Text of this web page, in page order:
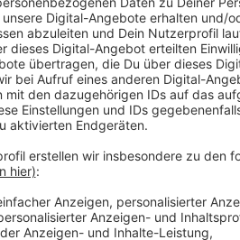
dunkleren Herbst- und
Von 10.00 bis 14.00 Uhr
ihrem Facebook-Kanal
Für Wittener gelten andere
zuständig: Von 12.00 bis
Anzeige